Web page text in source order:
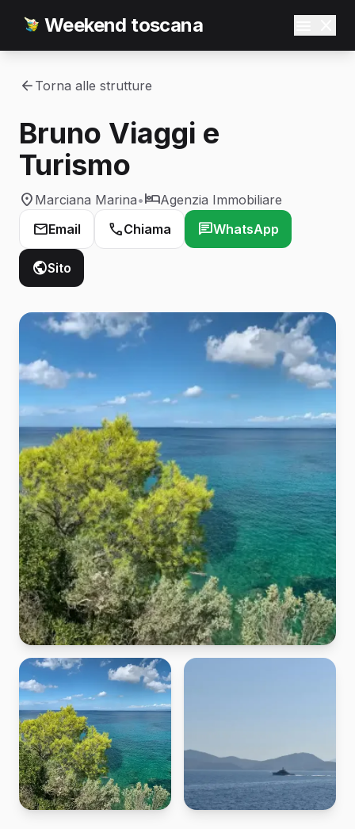
Weekend toscana
Torna alle strutture
Bruno Viaggi e
Turismo
Marciana Marina•
Agenzia Immobiliare
Email
Chiama WhatsApp
Sito